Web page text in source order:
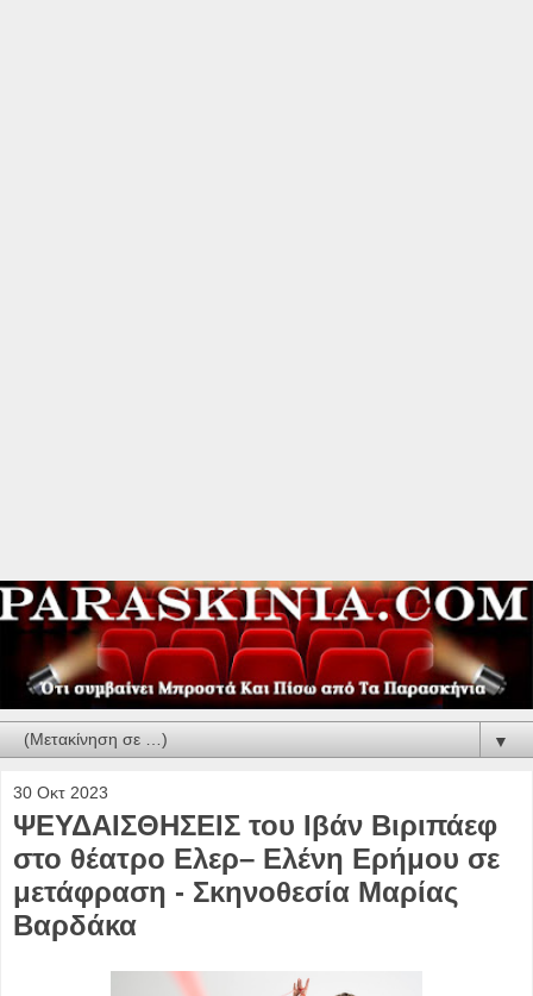
▼
30 Οκτ 2023
ΨΕΥΔΑΙΣΘΗΣΕΙΣ του Ιβάν Βιριπάεφ
στο θέατρο Ελερ– Ελένη Ερήμου σε
μετάφραση - Σκηνοθεσία Μαρίας
Βαρδάκα